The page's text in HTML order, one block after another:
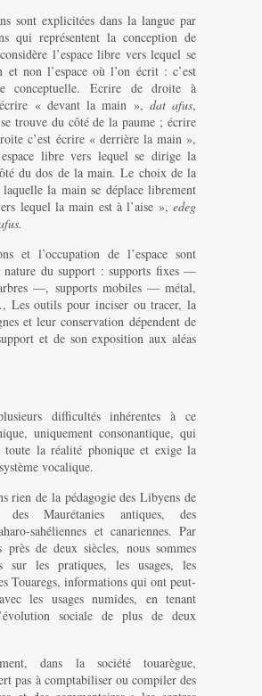
sont explicitées dans la langue par
qui représentent la conception de
l’espace libre vers lequel se
non l’espace où l’on écrit : c’est
conceptuelle. Ecrire de droite à
écrire « devant la main », dat afus,
trouve du côté de la paume ; écrire
c’est écrire « derrière la main »,
libre vers lequel se dirige la
du dos de la main.Le choix de la
la main se déplace librement
lequel la main est à l’aise », edeg
et l’occupation de l’espace sont
nature du support : supports fixes —
—, supports mobiles — métal,
Les outils pour inciser ou tracer, la
et leur conservation dépendent de
et de son exposition aux aléas
difficultés inhérentes à ce
uniquement consonantique, qui
toute la réalité phonique et exige la
vocalique.
rien de la pédagogie des Libyens de
Maurétanies antiques, des
sahéliennes et canariennes. Par
près de deux siècles, nous sommes
sur les pratiques, les usages, les
Touaregs, informations qui ont peut-
les usages numides, en tenant
sociale de plus de deux
dans la société touarègue,
pas à comptabiliser ou compiler des